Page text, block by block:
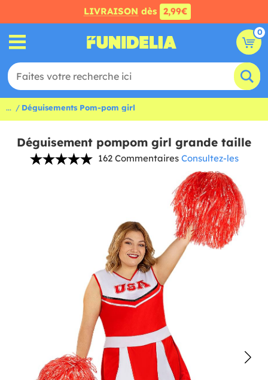
LIVRAISON dès 2,99€
0
... Déguisements Pom-pom girl
Déguisement pompom girl grande taille
162 Commentaires Consultez-les